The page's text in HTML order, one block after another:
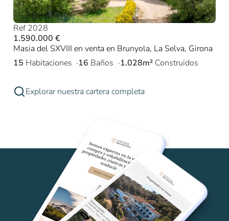
Ref 2028
1.590.000 €
Masia del SXVIII en venta en Brunyola, La Selva, Girona
15 Habitaciones 16 Baños 1.028m² Construidos
Explorar nuestra cartera completa